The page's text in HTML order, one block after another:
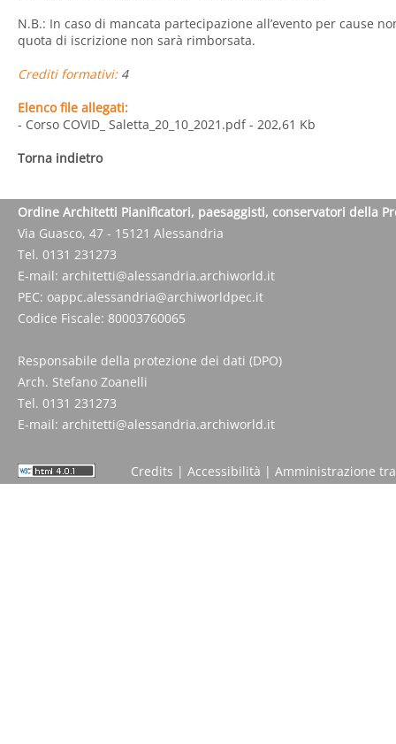
N.B.: In caso di mancata partecipazione all’evento per cause
quota di iscrizione non sarà rimborsata.
Crediti formativi:4
Elenco file allegati:
- Corso COVID_ Saletta_20_10_2021.pdf- 202,61 Kb
Torna indietro
Ordine Architetti Pianificatori, paesaggisti, conservatori della
Via Guasco, 47 - 15121 Alessandria
Tel. 0131 231273
E-mail: architetti@alessandria.archiworld.it
PEC: oappc.alessandria@archiworldpec.it
Codice Fiscale: 80003760065
Responsabile della protezione dei dati (DPO)
Arch. Stefano Zoanelli
Tel. 0131 231273
E-mail: architetti@alessandria.archiworld.it
Credits | Accessibilità | Amministrazione